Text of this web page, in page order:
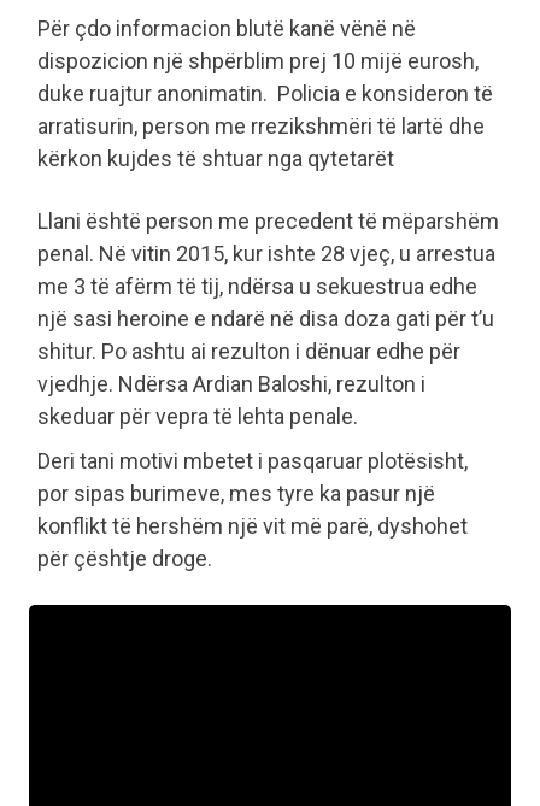
Për çdo informacion blutë kanë vënë në
dispozicion një shpërblim prej 10 mijë eurosh,
duke ruajtur anonimatin. Policia e konsideron të
arratisurin, person me rrezikshmëri të lartë dhe
kërkon kujdes të shtuar nga qytetarët
Llani është person me precedent të mëparshëm
penal. Në vitin 2015, kur ishte 28 vjeç, u arrestua
me 3 të afërm të tij, ndërsa u sekuestrua edhe
një sasi heroine e ndarë në disa doza gati për t’u
shitur. Po ashtu ai rezulton i dënuar edhe për
vjedhje. Ndërsa Ardian Baloshi, rezulton i
skeduar për vepra të lehta penale.
Deri tani motivi mbetet i pasqaruar plotësisht,
por sipas burimeve, mes tyre ka pasur një
konflikt të hershëm një vit më parë, dyshohet
për çështje droge.